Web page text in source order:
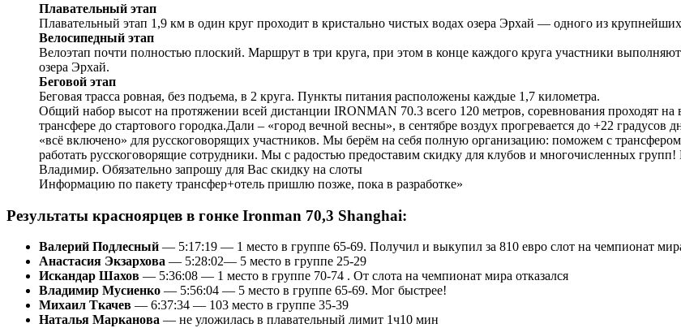
Плавательный этап
Плавательный этап 1,9 км в один круг проходит в кристально чистых водах озера Эрхай — одного из
Велосипедный этап
Велоэтап почти полностью плоский. Маршрут в три круга, при этом в конце каждого круга участники
озера Эрхай.
Беговой этап
Беговая трасса ровная, без подъема, в 2 круга. Пункты питания расположены каждые 1,7 километра.
Общий набор высот на протяжении всей дистанции IRONMAN 70.3 всего 120 метров, соревнования проходят
трансфере до стартового городка.Дали – «город вечной весны», в сентябре воздух прогревается до +22
«всё включено» для русскоговорящих участников. Мы берём на себя полную организацию: поможем с
работать русскоговорящие сотрудники. Мы с радостью предоставим скидку для клубов и многочисленных
Владимир. Обязательно запрошу для Вас скидку на слоты
Информацию по пакету трансфер+отель пришлю позже, пока в разработке»
Результаты красноярцев в гонке Ironman 70,3 Shanghai:
Валерий Подлесный — 5:17:19 — 1 место в группе 65-69. Получил и выкупил за 810 евро слот на чемпионат
Анастасия Экзархова — 5:28:02— 5 место в группе 25-29
Искандар Шахов — 5:36:08 — 1 место в группе 70-74 . От слота на чемпионат мира отказался
Владимир Мусиенко — 5:56:04 — 5 место в группе 65-69. Мог быстрее!
Михаил Ткачев — 6:37:34 — 103 место в группе 35-39
Наталья Марканова — не уложилась в плавательный лимит 1ч10 мин